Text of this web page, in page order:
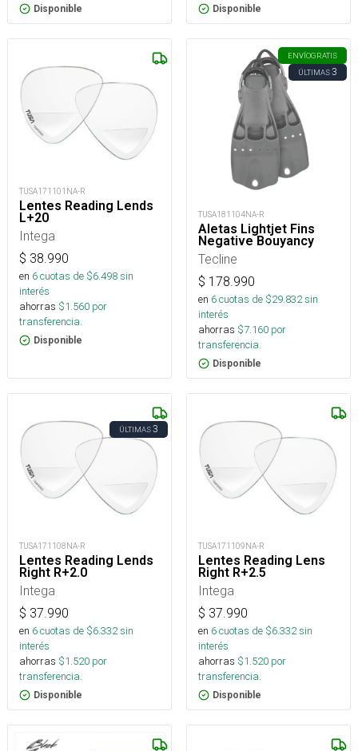
Disponible Disponible
TUSA171101NA-R
Lentes Reading Lends
L+20
Intega
$ 38.990
en 6cuotas de $6.498sin
interés
ahorras $1.560 por
transferencia.
Disponible
ENVÍOGRATIS
ÚLTIMAS3
TUSA181104NA-R
Aletas Lightjet Fins
Negative Bouyancy
Tecline
$ 178.990
en 6cuotas de $29.832sin
interés
ahorras $7.160 por
transferencia.
Disponible
ÚLTIMAS3
TUSA171108NA-R
Lentes Reading Lends
Right R+2.0
Intega
$ 37.990
en 6cuotas de $6.332sin
interés
ahorras $1.520 por
transferencia.
Disponible
TUSA171109NA-R
Lentes Reading Lens
Right R+2.5
Intega
$ 37.990
en 6cuotas de $6.332sin
interés
ahorras $1.520 por
transferencia.
Disponible